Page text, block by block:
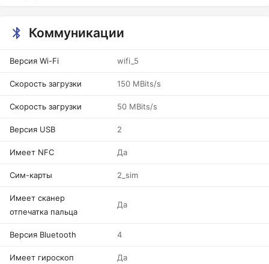
Коммуникации
Версия Wi-Fi wifi_5
Скорость загрузки 150 MBits/s
Скорость загрузки 50 MBits/s
Версия USB 2
Имеет NFC Да
Сим-карты 2_sim
Имеет сканер
отпечатка пальца
Да
Версия Bluetooth 4
Имеет гироскоп Да